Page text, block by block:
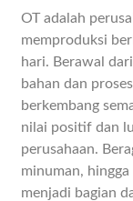
OT adalah
memproduksi
hari. Berawal
bahan dan
berkembang
nilai positif dan
perusahaan.
minuman,
menjadi bagian